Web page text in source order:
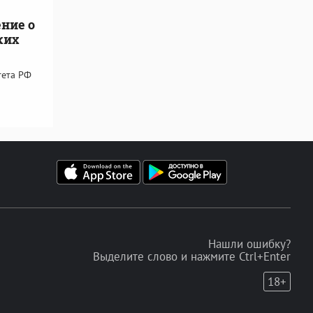
о
РФ
Нашли ошибку?
Выделите слово и нажмите Ctrl+Enter
18+